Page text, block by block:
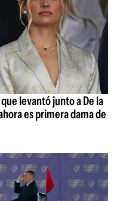
levantó junto a De la
es primera dama de